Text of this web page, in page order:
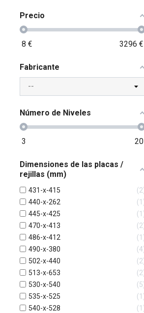
Precio
8 € 3296 €
Fabricante
Número de Niveles
3 20
Dimensiones de las placas /
rejillas (mm)
431-x-415
2
440-x-262
1
445-x-425
1
470-x-413
2
486-x-412
1
490-x-380
4
502-x-440
2
513-x-653
2
530-x-540
5
535-x-525
1
540-x-528
1